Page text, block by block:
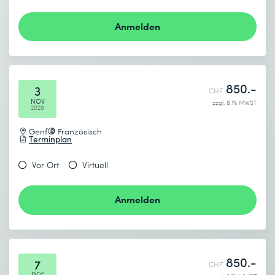
* Pflichtfelder
Anmelden
3
NOV
2026
Genf Französisch
Terminplan
CHF 850.-
zzgl. 8.1% MWST
Vor Ort Virtuell
Anmelden
7 CHF 850.-